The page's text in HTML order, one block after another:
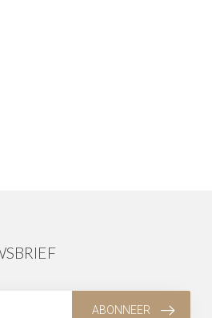
ABONNEER